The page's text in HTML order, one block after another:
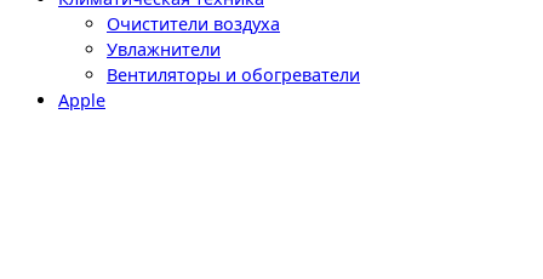
Очистители воздуха
Увлажнители
Вентиляторы и обогреватели
Apple